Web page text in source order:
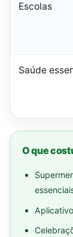
Escolas
Saúde
O que